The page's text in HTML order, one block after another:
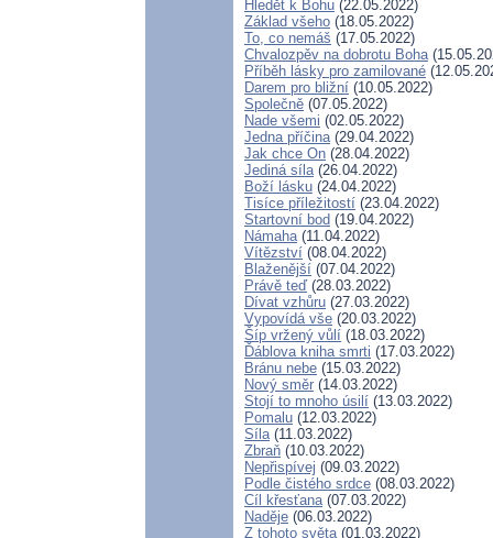
Hledět k Bohu (22.05.2022)
Základ všeho (18.05.2022)
To, co nemáš (17.05.2022)
Chvalozpěv na dobrotu Boha
Příběh lásky pro zamilované
Darem pro bližní (10.05.2022)
Společně (07.05.2022)
Nade všemi (02.05.2022)
Jedna příčina(29.04.2022)
Jak chce On (28.04.2022)
Jediná síla(26.04.2022)
Boží lásku (24.04.2022)
Tisíce příležitostí (23.04.2022)
Startovní bod (19.04.2022)
Námaha(11.04.2022)
Vítězství (08.04.2022)
Blaženější (07.04.2022)
Právě teď (28.03.2022)
Dívat vzhůru (27.03.2022)
Vypovídá vše (20.03.2022)
Šíp vržený vůlí (18.03.2022)
Ďáblova kniha smrti (17.03.2022)
Bránu nebe (15.03.2022)
Nový směr (14.03.2022)
Stojí to mnoho úsilí (13.03.2022)
Pomalu (12.03.2022)
Síla(11.03.2022)
Zbraň (10.03.2022)
Nepřispívej (09.03.2022)
Podle čistého srdce (08.03.2022)
Cíl křesťana(07.03.2022)
Naděje (06.03.2022)
Z tohoto světa(01.03.2022)